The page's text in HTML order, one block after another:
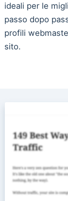
ideali per le
passo dopo
profili
sito.